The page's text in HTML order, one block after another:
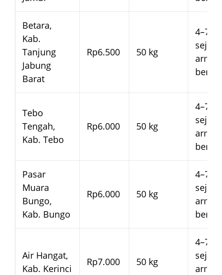
Betara,
Kab.
Tanjung
Jabung
Barat
Rp6.500 50 kg
4–7
sejak
Tebo
Tengah,
Kab. Tebo
Rp6.000 50 kg
4–7
sejak
Pasar
Muara
Bungo,
Kab. Bungo
Rp6.000 50 kg
4–7
sejak
Air Hangat,
Kab. Kerinci
Rp7.000 50 kg
4–7
sejak